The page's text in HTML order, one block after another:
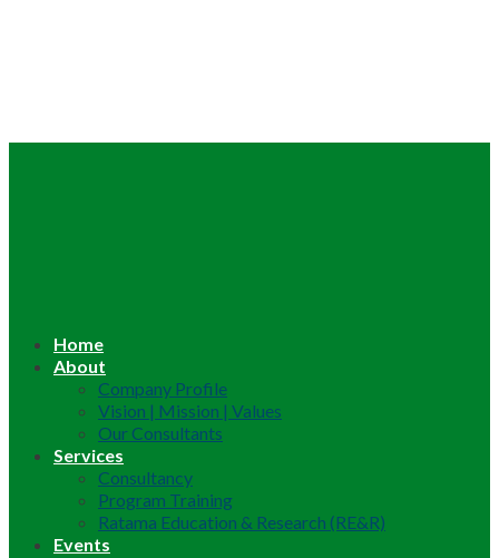
Home
About
Company Profile
Vision | Mission | Values
Our Consultants
Services
Consultancy
Program Training
Ratama Education & Research (RE&R)
Events